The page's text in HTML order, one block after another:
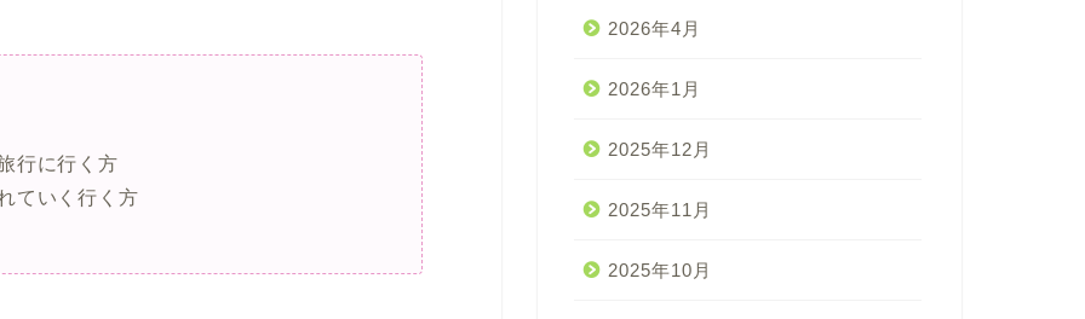
行に行く方
ていく行く方
2026年4月
2026年1月
2025年12月
2025年11月
2025年10月